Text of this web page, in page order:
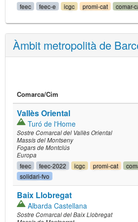
feec feec-e icgc promi-cat comar-
Àmbit metropolità de
Comarca/Cim
Vallès Oriental
Turó de l'Home
Sostre Comarcal del Vallès Oriental
Massís del Montseny
Fogars de Montclús
Europa
feec feec-2022 icgc promi-cat
solidari-fvo
Baix Llobregat
Albarda Castellana
Sostre Comarcal del Baix Llobregat